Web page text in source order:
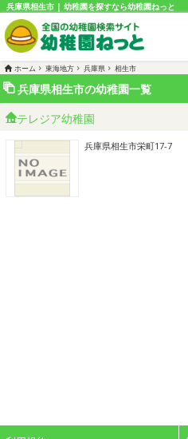
兵庫県相生市 | 幼稚園を探すなら幼稚園ねっと
ホーム 東海地方 兵庫県 相生市
兵庫県相生市の幼稚園一覧
テレジア幼稚園
兵庫県相生市栄町17-7